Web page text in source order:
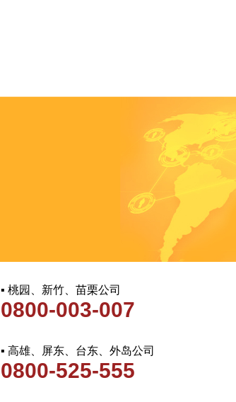
▪ 桃园、新竹、苗栗公司
0800-003-007
▪ 高雄、屏东、台东、外岛公司
0800-525-555